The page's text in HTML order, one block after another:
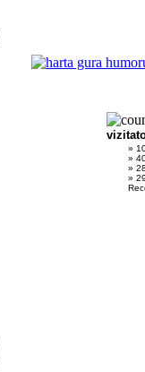
»
»
»
»